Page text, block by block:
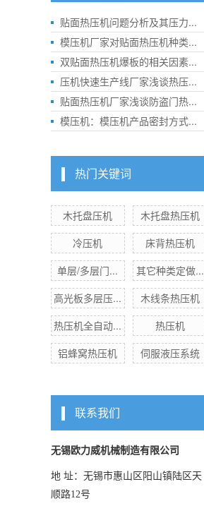
贴面热压机问题分析及其压力...
模压机厂家对贴面热压机种类...
双贴面热压机爆板的相关因素...
压机快速生产线厂家浅谈热压...
贴面热压机厂家浅谈防盗门热...
模压机：模压机产品密封方式...
热门关键词
木托盘压机
木托盘热压机
冷压机
床背热压机
单层/多层门...
其它种类定做...
高光板多层压...
木线条热压机
热压机全自动...
热压机
铝蜂窝热压机
伺服液压系统
联系我们
无锡欧力威机械制造有限公司
地 址：无锡市惠山区阳山镇陆区天
顺路12号